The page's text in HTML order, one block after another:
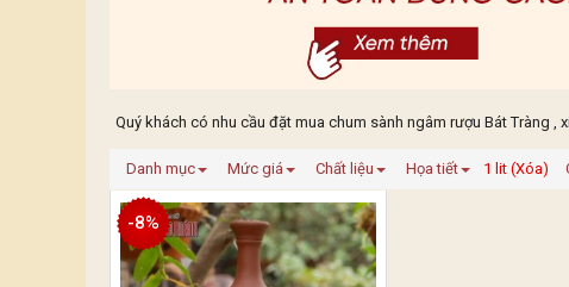
Quý khách có nhu cầu đặt mua chum sành ngâm rượu Bát Tràng ,
Danh mục Mức giá Chất liệu Họa tiết 1 lit (Xóa)
-8%